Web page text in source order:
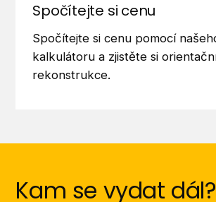
Spočítejte si cenu
Spočítejte si cenu pomocí
kalkulátoru a zjistěte si
rekonstrukce.
Kam se vydat dál?